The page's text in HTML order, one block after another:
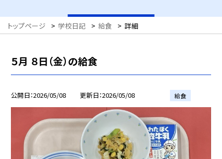
トップページ > 学校日記 > 給食 > 詳細
５月 ８日（金）の給食
公開日 2026/05/08 更新日 2026/05/08 給食